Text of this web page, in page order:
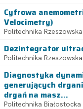
Cyfrowa
Velocimetry)
Politechnika Rzeszowska
Dezintegrator
Politechnika Rzeszowska
Diagnostyka
generujących
drgań na masz...
Politechnika Białostocka